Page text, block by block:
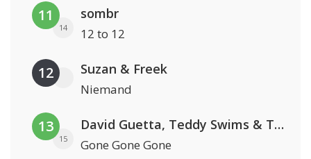
11
14
sombr
12 to 12
12 Suzan & Freek
Niemand
13
15
David Guetta, Teddy Swims & Tones And I
Gone Gone Gone